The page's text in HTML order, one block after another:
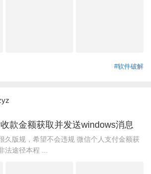
#软件破解
收款金额获取并发送windows消息
久版规，希望不会违规 微信个人支付金额获
法途径本程 ...